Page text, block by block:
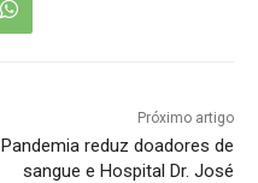
Próximo artigo
Pandemia reduz doadores de
sangue e Hospital Dr. José